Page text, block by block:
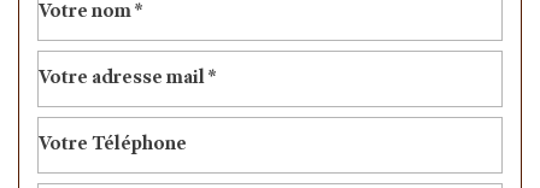
Bibliothèque
Presse et Tabac
statistiques